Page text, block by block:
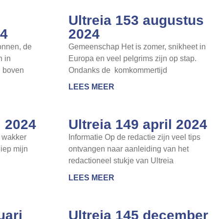
de
in
boven
Ultreia 153 augustus
2024
Gemeenschap Het is zomer, snikheet in
Europa en veel pelgrims zijn op stap.
Ondanks de komkommertijd
LEES MEER
2024
mijn
Ultreia 149 april 2024
Informatie Op de redactie zijn veel tips
ontvangen naar aanleiding van het
redactioneel stukje van Ultreia
LEES MEER
Ultreia 145 december